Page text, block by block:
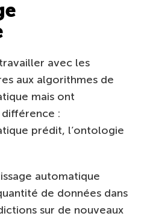
avec les
aux algorithmes de
mais ont
:
prédit, l’ontologie
automatique
de données dans
sur de nouveaux